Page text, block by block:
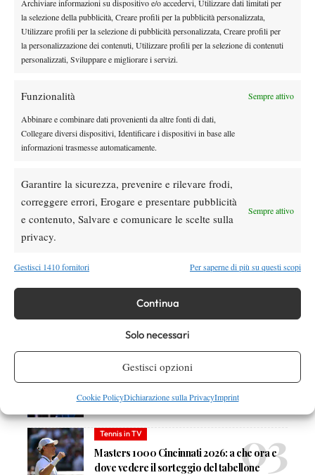
Archiviare informazioni su dispositivo e/o accedervi, Utilizzare dati limitati per
la selezione della pubblicità, Creare profili per la pubblicità personalizzata,
Utilizzare profili per la selezione di pubblicità personalizzata, Creare profili per
la personalizzazione dei contenuti, Utilizzare profili per la selezione di contenuti
personalizzati, Sviluppare e migliorare i servizi.
Funzionalità Sempre attivo
Abbinare e combinare dati provenienti da altre fonti di dati,
Collegare diversi dispositivi, Identificare i dispositivi in base alle
informazioni trasmesse automaticamente.
Garantire la sicurezza, prevenire e rilevare frodi,
correggere errori, Erogare e presentare pubblicità
e contenuto, Salvare e comunicare le scelte sulla
privacy.
Sempre attivo
Gestisci 1410 fornitori Per saperne di più su questi scopi
Continua
Solo necessari
Gestisci opzioni
Cookie PolicyDichiarazione sulla PrivacyImprint
continua a crescere giorno dopo giorno. In aggiunta, numeri di
alto livello anche per il corso adulti, che registra circa 80
adesioni: un bacino importante dal quale potrebbero uscire nuovi
soci, ma soprattutto genitori pronti a trasmettere ai propri figli la
Nessun commento
Devi essereconnessoper inviare un commento.
DI TENDENZA
Atp News
Masters 1000 Montreal 2026:
Bolelli/Vavassori fuori al primo turno
Masters 1000 Cincinnati 2026: forfait di
Quinn, Sonego entra nel tabellone
Tennis in TV
Masters 1000 Cincinnati 2026: a che ora e
dove vedere il sorteggio del tabellone